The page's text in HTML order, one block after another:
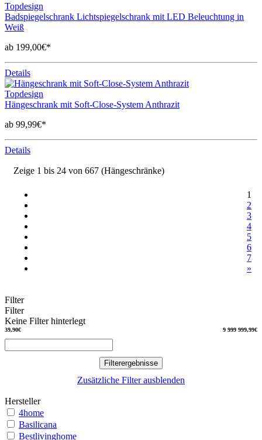
Topdesign
Badspiegelschrank Lichtspiegelschrank mit LED Beleuchtung in
Weiß
ab 199,00€*
Details
Topdesign
Hängeschrank mit Soft-Close-System Anthrazit
ab 99,99€*
Details
Zeige 1 bis 24 von 667 (Hängeschränke)
1
2
3
4
5
6
7
»
Filter
Filter
Keine Filter hinterlegt
39,90€ 9 999 999,99€
Filterergebnisse
Zusätzliche Filter ausblenden
Hersteller
4home
Basilicana
Bestlivinghome